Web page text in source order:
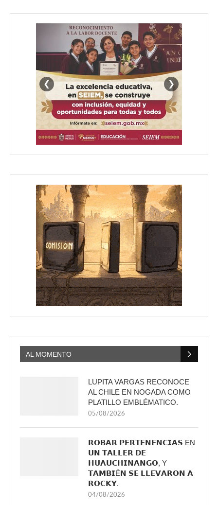
❮ ❯
AL MOMENTO
LUPITA VARGAS RECONOCE
AL CHILE EN NOGADA COMO
PLATILLO EMBLÉMATICO.
05/08/2026
𝗥𝗢𝗕𝗔𝗥 𝗣𝗘𝗥𝗧𝗘𝗡𝗘𝗡𝗖𝗜𝗔𝗦 EN
𝗨𝗡 𝗧𝗔𝗟𝗟𝗘𝗥 𝗗𝗘
𝗛𝗨𝗔𝗨𝗖𝗛𝗜𝗡𝗔𝗡𝗚𝗢, Y
𝗧𝗔𝗠𝗕𝗜É𝗡 𝗦𝗘 𝗟𝗟𝗘𝗩𝗔𝗥𝗢𝗡 𝗔
𝗥𝗢𝗖𝗞𝗬.
04/08/2026